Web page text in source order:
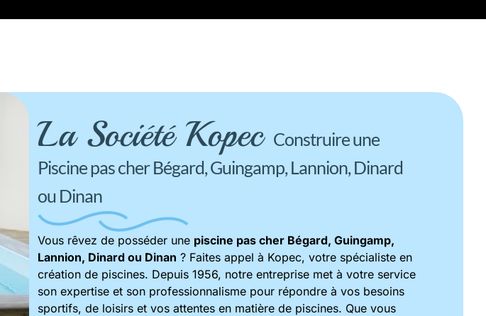
La Société Kopec Construire une
Piscine pas cher Bégard, Guingamp, Lannion, Dinard
ou Dinan
Vous rêvez de posséder une piscine pas cher Bégard, Guingamp,
Lannion, Dinard ou Dinan ? Faites appel à Kopec, votre spécialiste en
création de piscines. Depuis 1956, notre entreprise met à votre service
son expertise et son professionnalisme pour répondre à vos besoins
sportifs, de loisirs et vos attentes en matière de piscines. Que vous